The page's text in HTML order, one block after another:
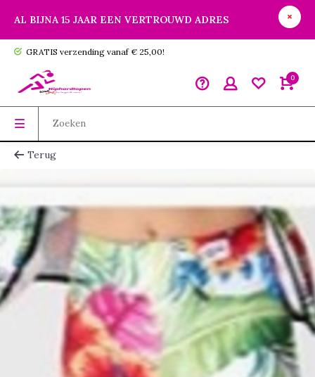
AL BIJNA 15 JAAR EEN VERTROUWD ADRES
GRATIS verzending vanaf € 25,00!
0
Terug